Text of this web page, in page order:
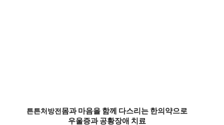
튼튼처방전몸과 마음을 함께 다스리는 한의약으로
우울증과 공황장애 치료